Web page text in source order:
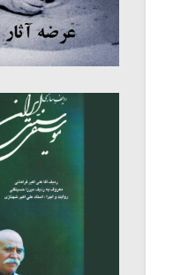
میکلوش